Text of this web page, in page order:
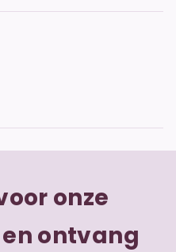
onze
ontvang